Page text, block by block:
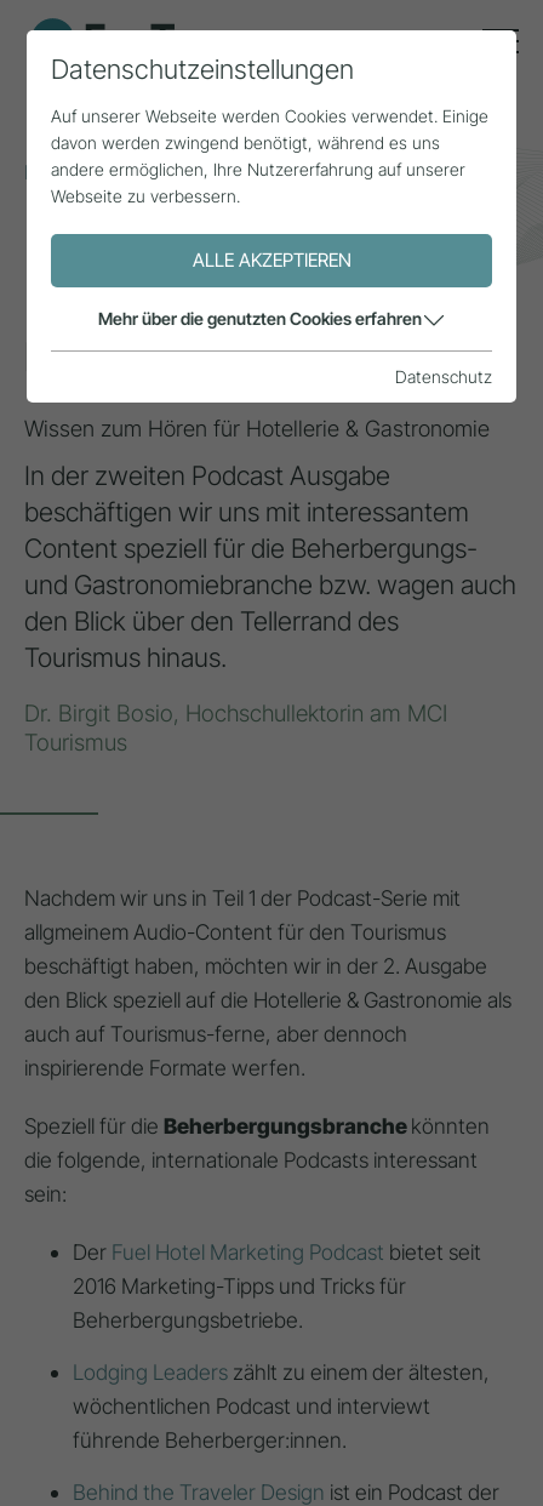
Home Themen Smart Tourism Podcasts - Teil 2
INSPIRATION
Podcasts - Teil 2
Wissen zum Hören für Hotellerie & Gastronomie
In der zweiten Podcast Ausgabe
beschäftigen wir uns mit interessantem
Content speziell für die Beherbergungs-
und Gastronomiebranche bzw. wagen auch
den Blick über den Tellerrand des
Tourismus hinaus.
Dr. Birgit Bosio, Hochschullektorin am MCI
Tourismus
Nachdem wir uns in Teil 1 der Podcast-Serie mit
allgmeinem Audio-Content für den Tourismus
beschäftigt haben, möchten wir in der 2. Ausgabe
den Blick speziell auf die Hotellerie & Gastronomie als
auch auf Tourismus-ferne, aber dennoch
inspirierende Formate werfen.
Speziell für die Beherbergungsbranchekönnten
die folgende, internationale Podcasts interessant
sein:
Der Fuel Hotel Marketing Podcast bietet seit
2016 Marketing-Tipps und Tricks für
Beherbergungsbetriebe.
Lodging Leaders zählt zu einem der ältesten,
wöchentlichen Podcast und interviewt
führende Beherberger:innen.
Behind the Traveler Design ist ein Podcast der
Datenschutzeinstellungen
Auf unserer Webseite werden Cookies verwendet. Einige
davon werden zwingend benötigt, während es uns
andere ermöglichen, Ihre Nutzererfahrung auf unserer
Webseite zu verbessern.
ALLE AKZEPTIEREN
Mehr über die genutzten Cookies erfahren
Datenschutz